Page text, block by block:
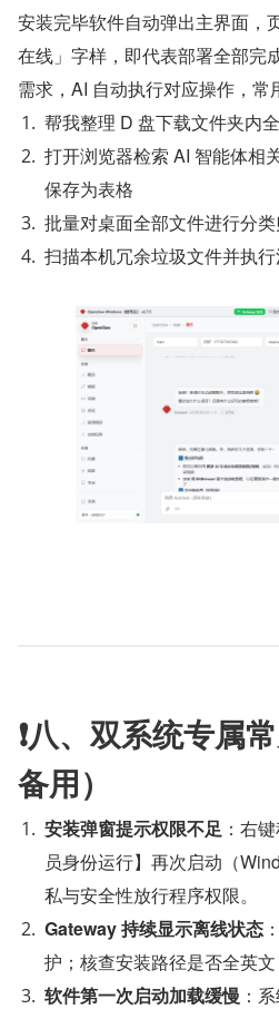
安装完毕软件自动弹出主界面，
在线」字样，即代表部署全部完
需求，AI 自动执行对应操作，常
帮我整理 D 盘下载文件夹内
打开浏览器检索 AI 智能体相
保存为表格
批量对桌面全部文件进行分
扫描本机冗余垃圾文件并执
❗八、双系统专属
备用）
安装弹窗提示权限不足 ：右
员身份运行】再次启动（
私与安全性放行程序权限。
Gateway 持续显示离线状态
护；核查安装路径是否全英文
软件第一次启动加载缓慢 ：